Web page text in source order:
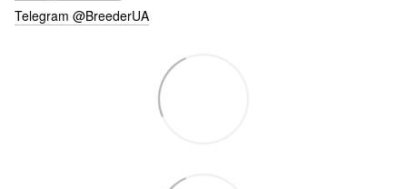
Telegram @BreederUA